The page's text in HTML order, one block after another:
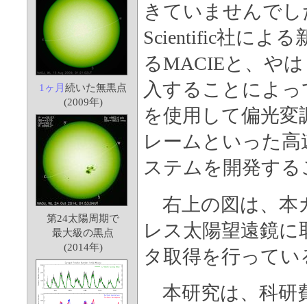
1ヶ月続いた無黒点
(2009年)
第24太陽周期で
最大級の黒点
(2014年)
きていませんで
Scientific社による
るMACIEと、や
入することによ
を使用して偏光
レームといった
ステムを開発す
右上の図は、本
レス太陽望遠鏡
タ取得を行って
本研究は、科研